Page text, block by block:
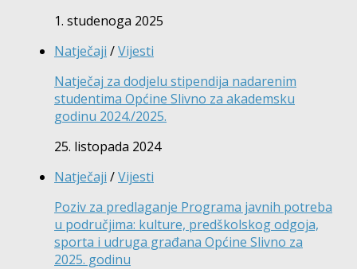
1. studenoga 2025
Natječaji /Vijesti
Natječaj za dodjelu stipendija nadarenim
studentima Općine Slivno za akademsku
godinu 2024./2025.
25. listopada 2024
Natječaji /Vijesti
Poziv za predlaganje Programa javnih potreba
u područjima: kulture, predškolskog odgoja,
sporta i udruga građana Općine Slivno za
2025. godinu